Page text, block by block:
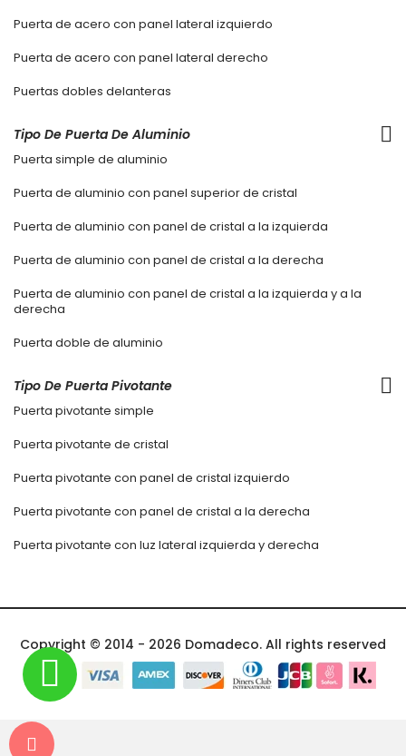
Puerta de acero con panel lateral izquierdo
Puerta de acero con panel lateral derecho
Puertas dobles delanteras
Tipo De Puerta De Aluminio
Puerta simple de aluminio
Puerta de aluminio con panel superior de cristal
Puerta de aluminio con panel de cristal a la izquierda
Puerta de aluminio con panel de cristal a la derecha
Puerta de aluminio con panel de cristal a la izquierda y a la
derecha
Puerta doble de aluminio
Tipo De Puerta Pivotante
Puerta pivotante simple
Puerta pivotante de cristal
Puerta pivotante con panel de cristal izquierdo
Puerta pivotante con panel de cristal a la derecha
Puerta pivotante con luz lateral izquierda y derecha
Copyright © 2014 - 2026 Domadeco. All rights reserved